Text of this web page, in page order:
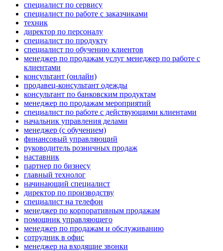
специалист по сервису
специалист по работе с заказчиками
техник
директор по персоналу
специалист по продукту
специалист по обучению клиентов
менеджер по продажам услуг менеджер по работе с
клиентами
консультант (онлайн)
продавец-консультант одежды
консультант по банковским продуктам
менеджер по продажам мероприятий
специалист по работе с действующими клиентами
начальник управления делами
менеджер (с обучением)
финансовый управляющий
руководитель розничных продаж
наставник
партнер по бизнесу
главный технолог
начинающий специалист
директор по производству
специалист на телефон
менеджер по корпоративным продажам
помощник управляющего
менеджер по продажам и обслуживанию
сотрудник в офис
менеджер на входящие звонки